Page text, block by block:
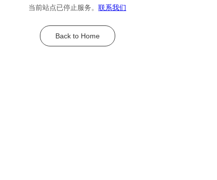
当前站点已停止服务。 联系我们
Back to Home